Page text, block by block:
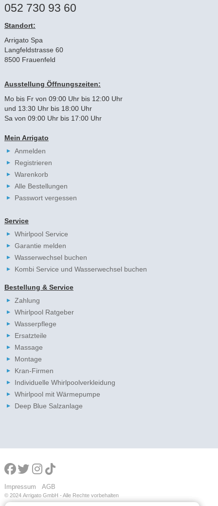
052 730 93 60
Standort:
Arrigato Spa
Langfeldstrasse 60
8500 Frauenfeld
Ausstellung Öffnungszeiten:
Mo bis Fr von 09:00 Uhr bis 12:00 Uhr
und 13:30 Uhr bis 18:00 Uhr
Sa von 09:00 Uhr bis 17:00 Uhr
Mein Arrigato
Anmelden
Registrieren
Warenkorb
Alle Bestellungen
Passwort vergessen
Service
Whirlpool Service
Garantie melden
Wasserwechsel buchen
Kombi Service und Wasserwechsel buchen
Bestellung & Service
Zahlung
Whirlpool Ratgeber
Wasserpflege
Ersatzteile
Massage
Montage
Kran-Firmen
Individuelle Whirlpoolverkleidung
Whirlpool mit Wärmepumpe
Deep Blue Salzanlage
Impressum AGB
© 2024 Arrigato GmbH - Alle Rechte vorbehalten